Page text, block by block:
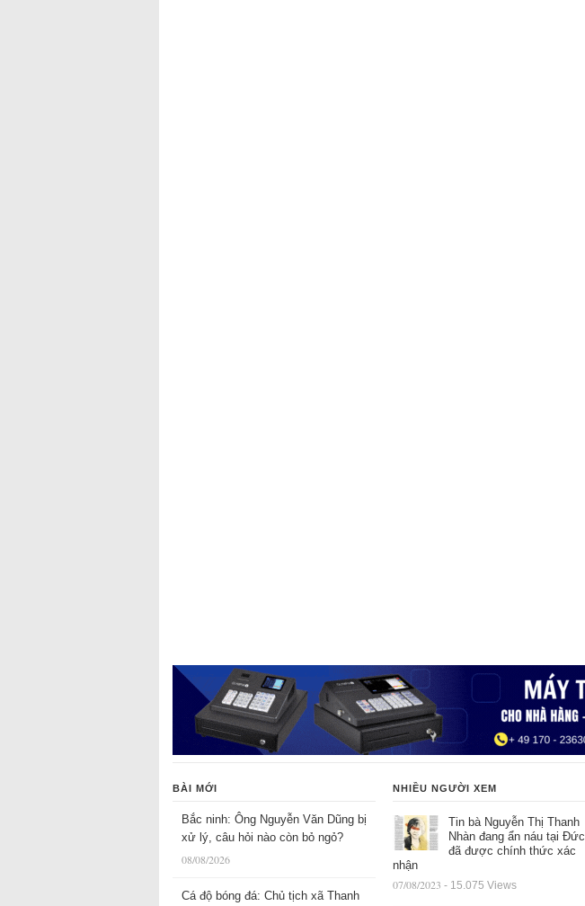
BÀI MỚI
Bắc ninh: Ông Nguyễn Văn Dũng bị
xử lý, câu hỏi nào còn bỏ ngỏ?
08/08/2026
Cá độ bóng đá: Chủ tịch xã Thanh
NHIỀU NGƯỜI XEM
Tin bà Nguyễn Thị Thanh
Nhàn đang ẩn náu tại Đức
đã được chính thức xác
nhận
07/08/2023 - 15.075 Views